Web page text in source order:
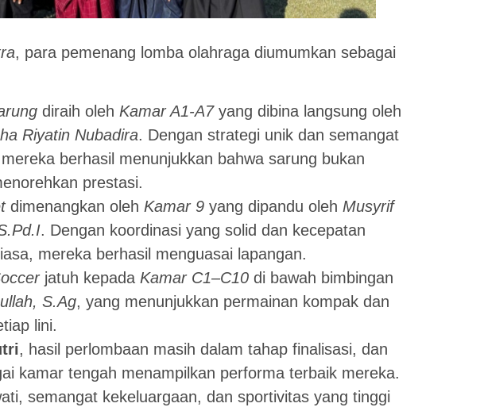
, para pemenang lomba olahraga diumumkan sebagai
diraih oleh Kamar A1-A7yang dibina langsung oleh
Riyatin Nubadira. Dengan strategi unik dan semangat
berhasil menunjukkan bahwa sarung bukan
prestasi.
dimenangkan oleh Kamar 9 yang dipandu oleh Musyrif
. Dengan koordinasi yang solid dan kecepatan
mereka berhasil menguasai lapangan.
jatuh kepada Kamar C1–C10 di bawah bimbingan
S.Ag, yang menunjukkan permainan kompak dan
lini.
, hasil perlombaan masih dalam tahap finalisasi, dan
kamar tengah menampilkan performa terbaik mereka.
semangat kekeluargaan, dan sportivitas yang tinggi